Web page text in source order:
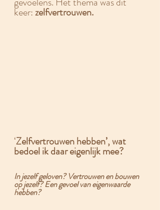
keer: zelfvertrouwen.
‘Zelfvertrouwen hebben’, wat
bedoel ik daar eigenlijk mee?
In jezelf geloven? Vertrouwen en bouwen
op jezelf? Een gevoel van eigenwaarde
hebben?